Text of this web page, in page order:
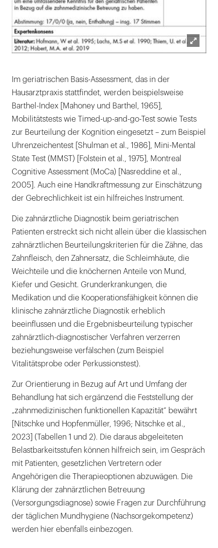
Im geriatrischen Basis-Assessment, das in der
Hausarztpraxis stattfindet, werden beispielsweise
Barthel-Index [Mahoney und Barthel, 1965],
Mobilitätstests wie Timed-up-and-go-Test sowie Tests
zur Beurteilung der Kognition eingesetzt – zum Beispiel
Uhrenzeichentest [Shulman et al., 1986], Mini-Mental
State Test (MMST) [Folstein et al., 1975], Montreal
Cognitive Assessment (MoCa) [Nasreddine et al.,
2005]. Auch eine Handkraftmessung zur Einschätzung
der Gebrechlichkeit ist ein hilfreiches Instrument.
Die zahnärztliche Diagnostik beim geriatrischen
Patienten erstreckt sich nicht allein über die klassischen
zahnärztlichen Beurteilungskriterien für die Zähne, das
Zahnfleisch, den Zahnersatz, die Schleimhäute, die
Weichteile und die knöchernen Anteile von Mund,
Kiefer und Gesicht. Grunderkrankungen, die
Medikation und die Kooperationsfähigkeit können die
klinische zahnärztliche Diagnostik erheblich
beeinflussen und die Ergebnisbeurteilung typischer
zahnärztlich-diagnostischer Verfahren verzerren
beziehungsweise verfälschen (zum Beispiel
Vitalitätsprobe oder Perkussionstest).
Zur Orientierung in Bezug auf Art und Umfang der
Behandlung hat sich ergänzend die Feststellung der
„zahnmedizinischen funktionellen Kapazität“ bewährt
[Nitschke und Hopfenmüller, 1996; Nitschke et al.,
2023] (Tabellen 1 und 2). Die daraus abgeleiteten
Belastbarkeitsstufen können hilfreich sein, im Gespräch
mit Patienten, gesetzlichen Vertretern oder
Angehörigen die Therapieoptionen abzuwägen. Die
Klärung der zahnärztlichen Betreuung
(Versorgungsdiagnose) sowie Fragen zur Durchführung
der täglichen Mundhygiene (Nachsorgekompetenz)
werden hier ebenfalls einbezogen.